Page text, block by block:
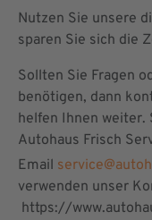
Nutzen Sie unsere
sparen Sie sich die
Sollten Sie Fragen
benötigen, dann
helfen Ihnen weiter.
Autohaus Frisch
Email
verwenden unser
https://